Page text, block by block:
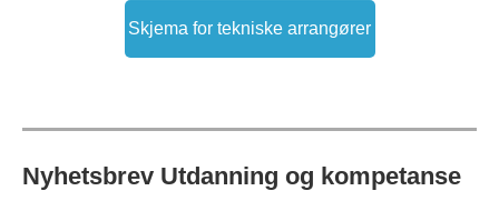
Skjema for tekniske arrangører
Nyhetsbrev Utdanning og kompetanse